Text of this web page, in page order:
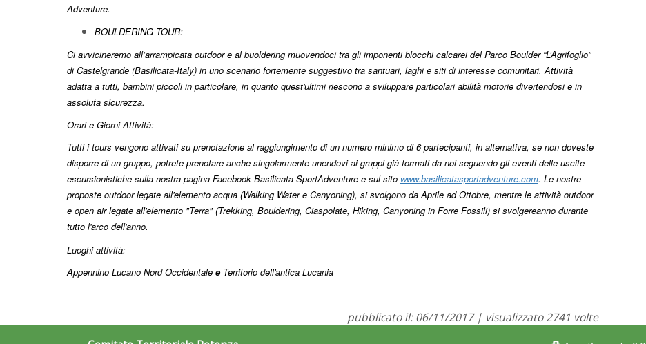
Adventure.
BOULDERING TOUR:
Ci avvicineremo all’arrampicata outdoor e al buoldering muovendoci tra gli imponenti blocchi calcarei del Parco Boulder “L’Agrifoglio”
di Castelgrande (Basilicata-Italy) in uno scenario fortemente suggestivo tra santuari, laghi e siti di interesse comunitari. Attività
adatta a tutti, bambini piccoli in particolare, in quanto quest'ultimi riescono a sviluppare particolari abilità motorie divertendosi e in
assoluta sicurezza.
Orari e Giorni Attività:
Tutti i tours vengono attivati su prenotazione al raggiungimento di un numero minimo di 6 partecipanti, in alternativa, se non doveste
disporre di un gruppo, potrete prenotare anche singolarmente unendovi ai gruppi già formati da noi seguendo gli eventi delle uscite
escursionistiche sulla nostra pagina Facebook Basilicata SportAdventure e sul sito www.basilicatasportadventure.com. Le nostre
proposte outdoor legate all'elemento acqua (Walking Water e Canyoning), si svolgono da Aprile ad Ottobre, mentre le attività outdoor
e open air legate all'elemento "Terra" (Trekking, Bouldering, Ciaspolate, Hiking, Canyoning in Forre Fossili) si svolgereanno durante
tutto l'arco dell'anno.
Luoghi attività:
Appennino Lucano Nord Occidentale e Territorio dell'antica Lucania
pubblicato il: 06/11/2017 | visualizzato 2741 volte